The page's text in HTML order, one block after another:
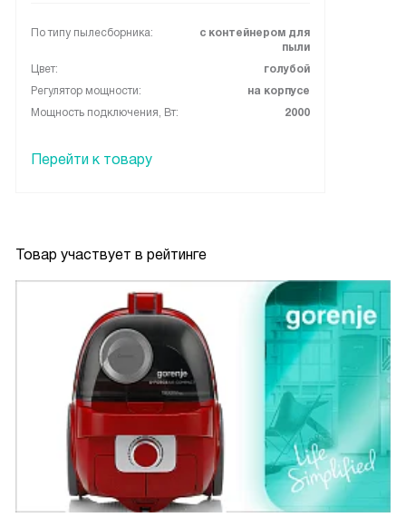
По типу пылесборника:
с контейнером для
пыли
Цвет:
голубой
Регулятор мощности:
на корпусе
Мощность подключения, Вт:
2000
Перейти к товару
Товар участвует в рейтинге